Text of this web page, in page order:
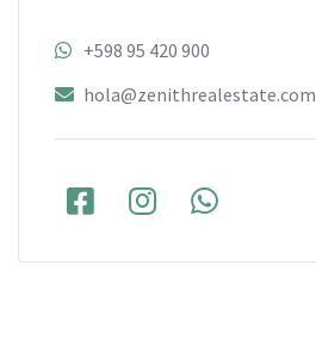
+598 95 420 900
hola@zenithrealestate.com